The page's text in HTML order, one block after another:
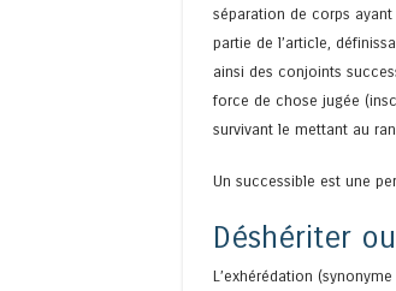
séparation de corps
partie de l’article,
ainsi des conjoints
force de chose jugée
survivant le mettant au
Un successible est une
Déshériter
L’exhérédation